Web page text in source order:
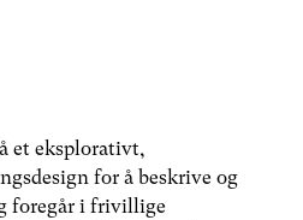
et eksplorativt,
for å beskrive og
foregår i frivillige